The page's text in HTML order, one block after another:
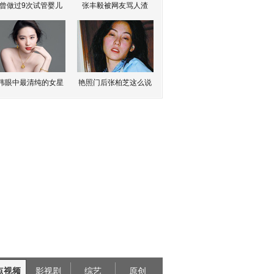
做过9次试管婴儿 张丰毅被网友骂人渣
眼中最清纯的女星 艳照门后张柏芝这么说
视频 影视剧 综艺 原创